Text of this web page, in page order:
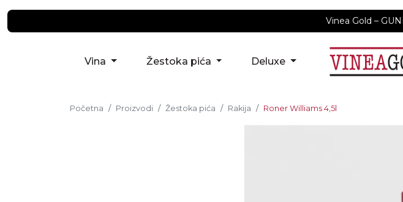
Vinea Gold –
Vina Žestoka pića Deluxe
Početna Proizvodi Žestoka pića Rakija Roner Williams 4,5l